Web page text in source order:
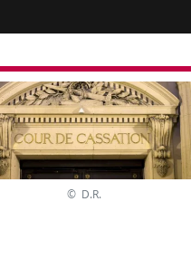
© D.R.